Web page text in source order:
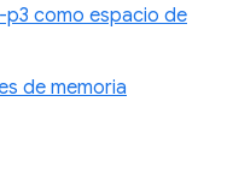
como espacio de
de memoria